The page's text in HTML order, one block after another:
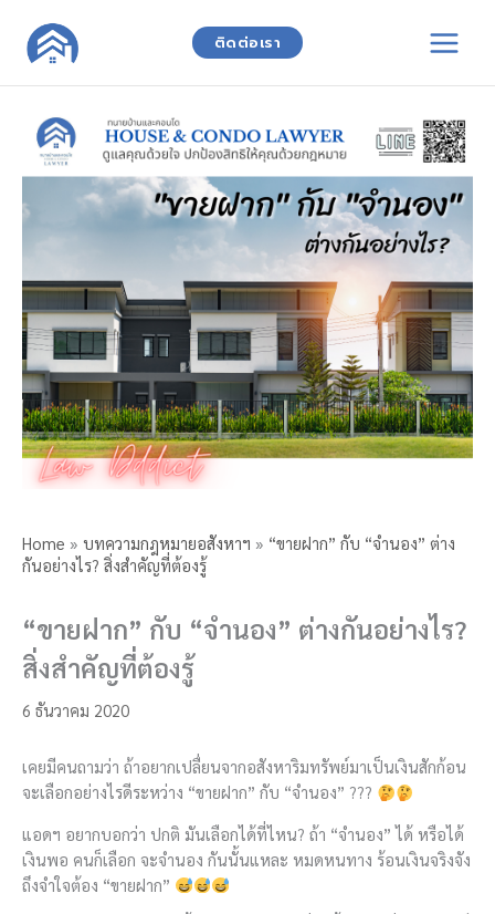
content
ติดต่อเรา
Home » บทความกฎหมายอสังหาฯ » “ขายฝาก” กับ “จำนอง” ต่าง
กันอย่างไร? สิ่งสำคัญที่ต้องรู้
“ขายฝาก” กับ “จำนอง” ต่างกันอย่างไร?
สิ่งสำคัญที่ต้องรู้
6 ธันวาคม 2020
เคยมีคนถามว่า ถ้าอยากเปลื่ยนจากอสังหาริมทรัพย์มาเป็นเงินสักก้อน
จะเลือกอย่างไรดีระหว่าง “ขายฝาก” กับ “จำนอง” ???
แอดฯ อยากบอกว่า ปกติ มันเลือกได้ที่ไหน? ถ้า “จำนอง” ได้ หรือได้
เงินพอ คนก็เลือก จะจำนอง กันนั้นแหละ หมดหนทาง ร้อนเงินจริงจัง
ถึงจำใจต้อง “ขายฝาก”